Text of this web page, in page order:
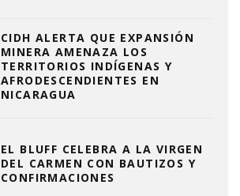
CIDH ALERTA QUE EXPANSIÓN
MINERA AMENAZA LOS
TERRITORIOS INDÍGENAS Y
AFRODESCENDIENTES EN
NICARAGUA
EL BLUFF CELEBRA A LA VIRGEN
DEL CARMEN CON BAUTIZOS Y
CONFIRMACIONES